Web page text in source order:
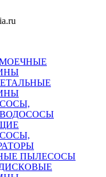
ПЫЛЕСОСЫ